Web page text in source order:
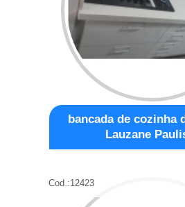
bancada de cozinha
Lauzane
Cod.:12423